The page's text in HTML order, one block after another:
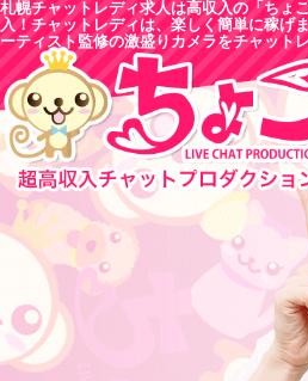
札幌チャットレディ求人は高収入の「ちょ
入！チャットレディは、楽しく簡単に稼げ
ーティスト監修の激盛りカメラをチャット